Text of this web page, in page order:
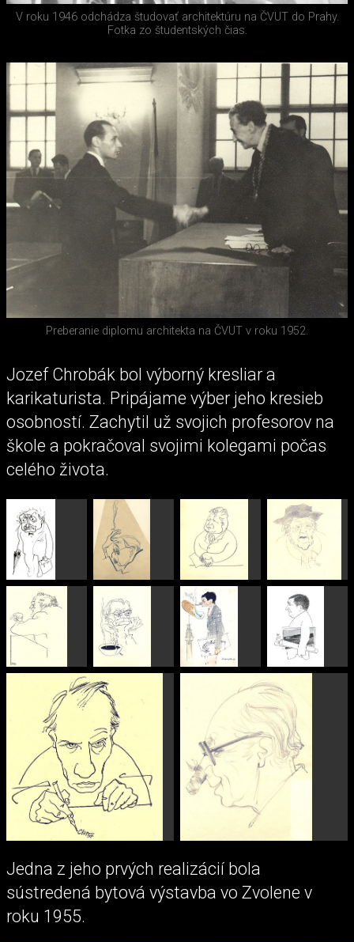
V roku 1946 odchádza študovať architektúru na ČVUT do Prahy.
Fotka zo študentských čias.
Preberanie diplomu architekta na ČVUT v roku 1952.
Jozef Chrobák bol výborný kresliar a
karikaturista. Pripájame výber jeho kresieb
osobností. Zachytil už svojich profesorov na
škole a pokračoval svojimi kolegami počas
celého života.
Jedna z jeho prvých realizácií bola
sústredená bytová výstavba vo Zvolene v
roku 1955.